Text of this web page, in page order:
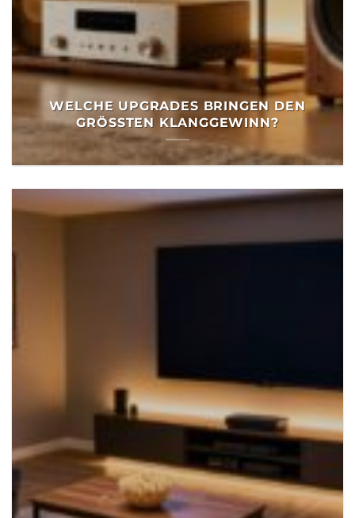
WELCHE UPGRADES BRINGEN DEN
GRÖSSTEN KLANGGEWINN?